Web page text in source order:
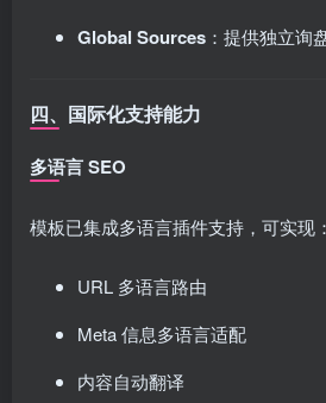
Global Sources ：提供独立询
四、国际化支持能力
多语言 SEO
模板已集成多语言插件支持，可实现：
URL 多语言路由
Meta 信息多语言适配
内容自动翻译